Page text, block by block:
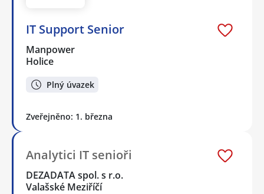
IT Support Senior
Manpower
Holice
Plný úvazek
Zveřejněno: 1. března
Analytici IT senioři
DEZADATA spol. s r.o.
Valašské Meziříčí